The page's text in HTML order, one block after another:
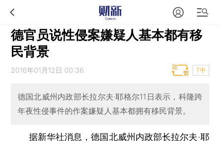
德官员说性侵案嫌疑人基本都有移
民背景
2016年01月12日 00:36 T中
德国北威州内政部长拉尔夫·耶格尔11日表示，科隆跨
年夜性侵事件的作案嫌疑人基本都拥有移民背景。
据新华社消息，德国北威州内政部长拉尔夫·耶